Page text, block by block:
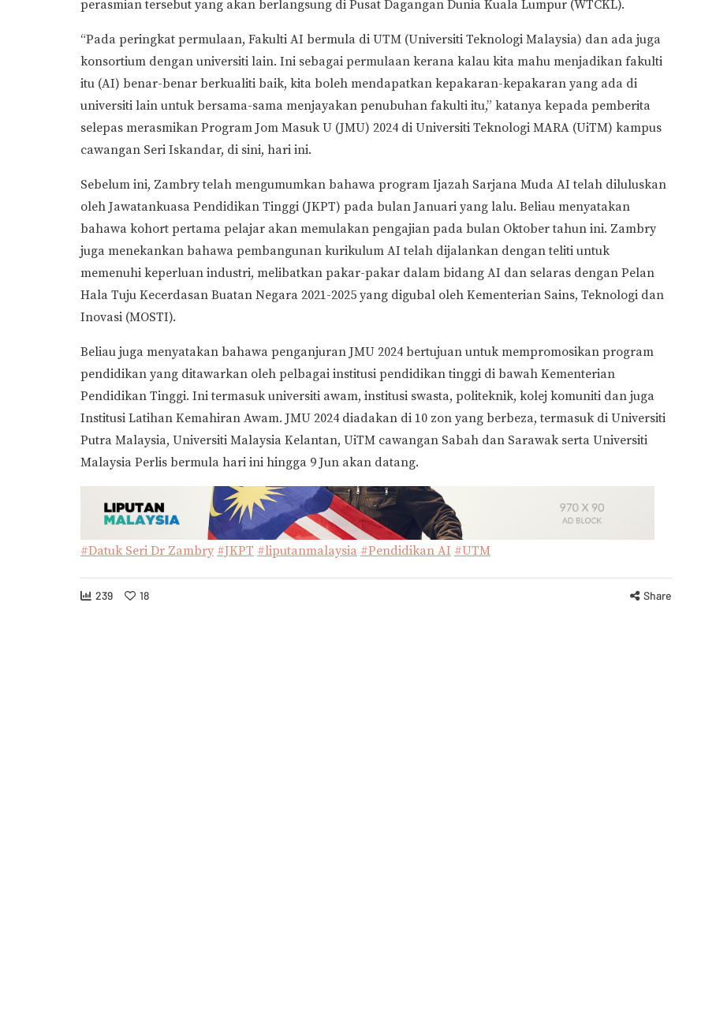
perasmian tersebut yang akan berlangsung di Pusat Dagangan Dunia Kuala Lumpur (WTCKL).
“Pada peringkat permulaan, Fakulti AI bermula di UTM (Universiti Teknologi Malaysia) dan ada juga
konsortium dengan universiti lain. Ini sebagai permulaan kerana kalau kita mahu menjadikan fakulti
itu (AI) benar-benar berkualiti baik, kita boleh mendapatkan kepakaran-kepakaran yang ada di
universiti lain untuk bersama-sama menjayakan penubuhan fakulti itu,” katanya kepada pemberita
selepas merasmikan Program Jom Masuk U (JMU) 2024 di Universiti Teknologi MARA (UiTM) kampus
cawangan Seri Iskandar, di sini, hari ini.
Sebelum ini, Zambry telah mengumumkan bahawa program Ijazah Sarjana Muda AI telah diluluskan
oleh Jawatankuasa Pendidikan Tinggi (JKPT) pada bulan Januari yang lalu. Beliau menyatakan
bahawa kohort pertama pelajar akan memulakan pengajian pada bulan Oktober tahun ini. Zambry
juga menekankan bahawa pembangunan kurikulum AI telah dijalankan dengan teliti untuk
memenuhi keperluan industri, melibatkan pakar-pakar dalam bidang AI dan selaras dengan Pelan
Hala Tuju Kecerdasan Buatan Negara 2021-2025 yang digubal oleh Kementerian Sains, Teknologi dan
Inovasi (MOSTI).
Beliau juga menyatakan bahawa penganjuran JMU 2024 bertujuan untuk mempromosikan program
pendidikan yang ditawarkan oleh pelbagai institusi pendidikan tinggi di bawah Kementerian
Pendidikan Tinggi. Ini termasuk universiti awam, institusi swasta, politeknik, kolej komuniti dan juga
Institusi Latihan Kemahiran Awam. JMU 2024 diadakan di 10 zon yang berbeza, termasuk di Universiti
Putra Malaysia, Universiti Malaysia Kelantan, UiTM cawangan Sabah dan Sarawak serta Universiti
Malaysia Perlis bermula hari ini hingga 9 Jun akan datang.
#Datuk Seri Dr Zambry #JKPT #liputanmalaysia #Pendidikan AI #UTM
239 18 Share